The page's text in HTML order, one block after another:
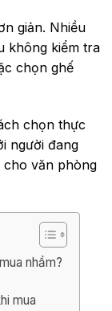
giản. Nhiều
không kiểm tra
chọn ghế
chọn thực
người đang
văn phòng
nhầm?
mua